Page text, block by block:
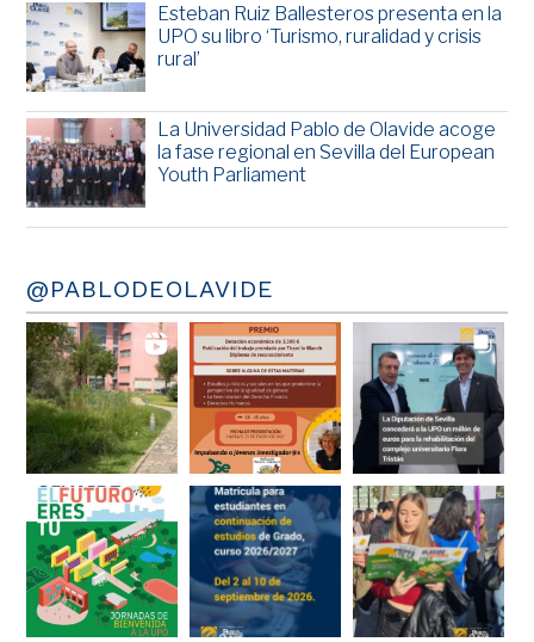
Esteban Ruiz Ballesteros presenta en la
UPO su libro ‘Turismo, ruralidad y crisis
rural’
La Universidad Pablo de Olavide acoge
la fase regional en Sevilla del European
Youth Parliament
@PABLODEOLAVIDE